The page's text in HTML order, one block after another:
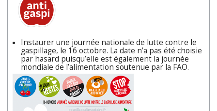
Instaurer une journée nationale de lutte contre le
gaspillage, le 16 octobre. La date n’a pas été choisie
par hasard puisqu’elle est également la journée
mondiale de l’alimentation soutenue par la FAO.